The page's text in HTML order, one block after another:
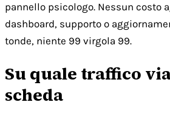
pannello psicologo. Nessun costo
dashboard, supporto o
tonde, niente 99 virgola 99.
Su quale traffico
scheda